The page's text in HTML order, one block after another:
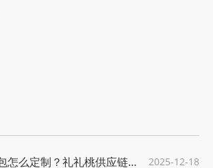
新员工入职大礼包怎么定制？礼礼桃供应链给 2025-12-18